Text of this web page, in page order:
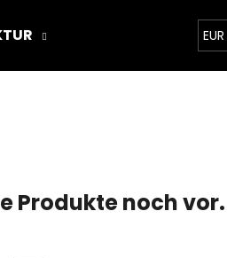
EUR
Produkte noch vor.